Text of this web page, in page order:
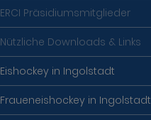
ERCI Präsidiumsmitglieder
Nützliche Downloads & Links
Eishockey in Ingolstadt
Fraueneishockey in Ingolstadt